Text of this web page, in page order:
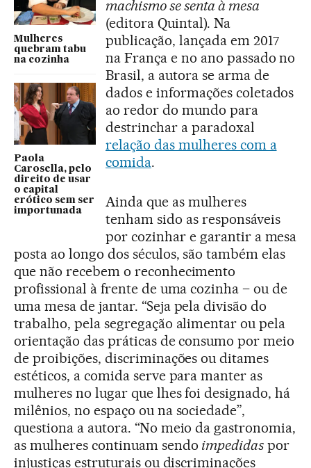
Mulheres
quebram tabu
na cozinha
Paola
Carosella, pelo
direito de usar
o capital
erótico sem ser
importunada
machismo se senta à mesa
(editora Quintal). Na
publicação, lançada em 2017
na França e no ano passado no
Brasil, a autora se arma de
dados e informações coletados
ao redor do mundo para
destrinchar a paradoxal
relação das mulheres com a
comida.
Ainda que as mulheres
tenham sido as responsáveis
por cozinhar e garantir a mesa
posta ao longo dos séculos, são também elas
que não recebem o reconhecimento
profissional à frente de uma cozinha – ou de
uma mesa de jantar. “Seja pela divisão do
trabalho, pela segregação alimentar ou pela
orientação das práticas de consumo por meio
de proibições, discriminações ou ditames
estéticos, a comida serve para manter as
mulheres no lugar que lhes foi designado, há
milênios, no espaço ou na sociedade”,
questiona a autora. “No meio da gastronomia,
as mulheres continuam sendo impedidas por
injustiças estruturais ou discriminações